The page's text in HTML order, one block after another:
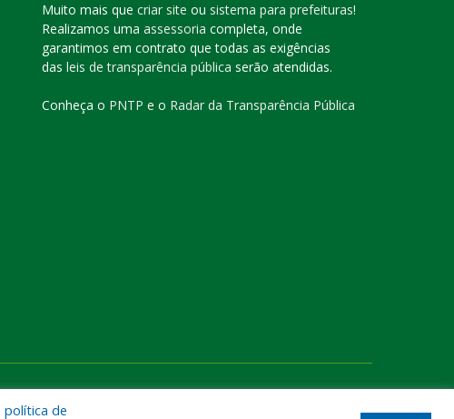
Muito mais que criar site ou sistema para prefeituras!
Realizamos uma assessoria completa, onde
garantimos em contrato que todas as exigências
das leis de transparência pública serão atendidas.
Conheça o PNTP e o Radar da Transparência Pública
política de